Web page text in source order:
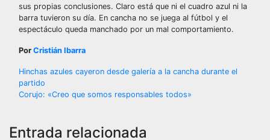
sus propias conclusiones. Claro está que ni el cuadro azul ni la
barra tuvieron su día. En cancha no se juega al fútbol y el
espectáculo queda manchado por un mal comportamiento.
Por Cristián Ibarra
Navegación
de
entradas
Hinchas azules cayeron desde galería a la cancha durante el
partido
Corujo: «Creo que somos responsables todos»
Entrada relacionada